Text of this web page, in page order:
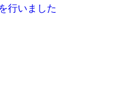
行いました